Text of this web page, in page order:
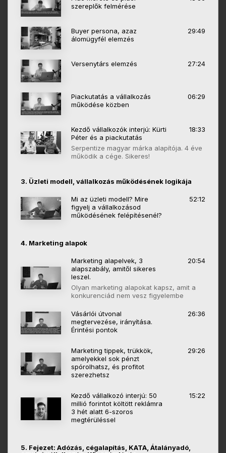
szereplők felmérése
Buyer persona, azaz
álomügyfél elemzés
29:49
Versenytárs elemzés 27:24
Piackutatás a vállalkozás
működése közben
06:29
Kezdő vállalkozók interjú: Kürti
Péter és a piackutatás
18:33
Serpentize magyar márka alapítója. 4 éve
működik a cége. Sikeres!
3. Üzleti modell, vállalkozás működésének logikája
Mi az üzleti modell? Mire
figyelj a vállalkozásod
működésének felépítésenél?
52:12
4. Marketing alapok
Marketing alapelvek, 3
alapszabály, amitől sikeres
leszel.
20:54
Olyan marketing alapokat kapsz, amit a
konkurenciád nem vesz figyelembe
Vásárlói útvonal
megtervezése, irányítása.
Érintési pontok
26:36
Marketing tippek, trükkök,
amelyekkel sok pénzt
spórolhatsz, és profitot
szerezhetsz
29:26
Kezdő vállalkozó interjú: 50
millió forintot költött reklámra
3 hét alatt 6-szoros
megtérüléssel
15:22
5. Fejezet: Adózás, cégalapítás, KATA, Átalányadó,